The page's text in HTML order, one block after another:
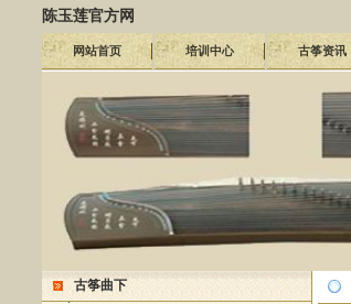
陈玉莲官方网
网站首页 培训中心 古筝资讯
古筝曲下